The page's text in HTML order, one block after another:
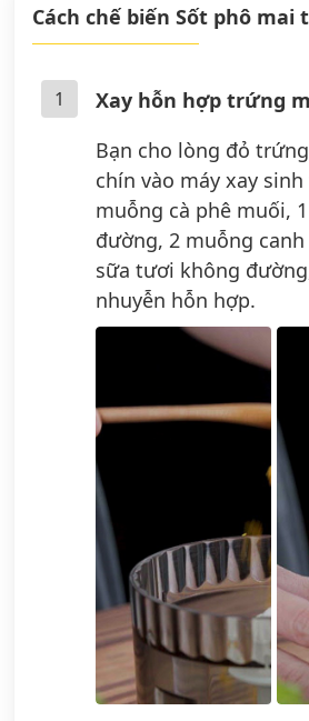
Cách chế biến Sốt phô
1
Xay hỗn hợp trứng
Bạn cho lòng đỏ
chín vào máy xay
muỗng cà phê muối,
đường, 2 muỗng canh
sữa tươi không
nhuyễn hỗn hợp.